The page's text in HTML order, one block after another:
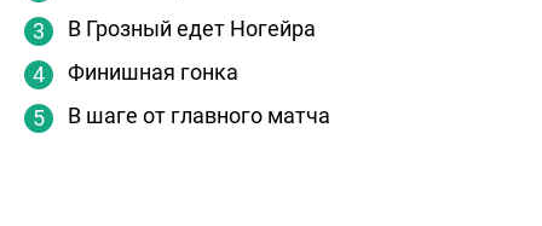
В Грозный едет Ногейра
Финишная гонка
В шаге от главного матча